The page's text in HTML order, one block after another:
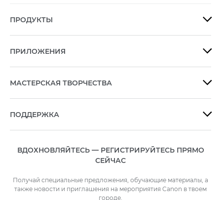
ПРОДУКТЫ 
ПРИЛОЖЕНИЯ 
МАСТЕРСКАЯ ТВОРЧЕСТВА 
ПОДДЕРЖКА 
ВДОХНОВЛЯЙТЕСЬ — РЕГИСТРИРУЙТЕСЬ ПРЯМО
СЕЙЧАС
Получай специальные предложения, обучающие материалы, а
также новости и приглашения на мероприятия Canon в твоем
городе.